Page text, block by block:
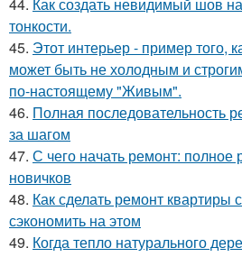
тонкости.
45. Этот интерьер - пример того,
может быть не холодным и
по-настоящему "Живым".
46. Полная последовательность
за шагом
47. С чего начать ремонт: полное
новичков
48. Как сделать ремонт квартиры
сэкономить на этом
49. Когда тепло натурального